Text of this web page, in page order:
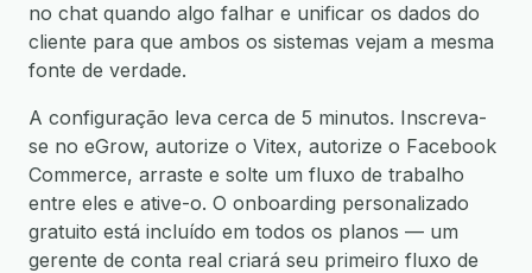
no chat quando algo falhar e unificar os dados do
cliente para que ambos os sistemas vejam a mesma
fonte de verdade.
A configuração leva cerca de 5 minutos. Inscreva-
se no eGrow, autorize o Vitex, autorize o Facebook
Commerce, arraste e solte um fluxo de trabalho
entre eles e ative-o. O onboarding personalizado
gratuito está incluído em todos os planos — um
gerente de conta real criará seu primeiro fluxo de